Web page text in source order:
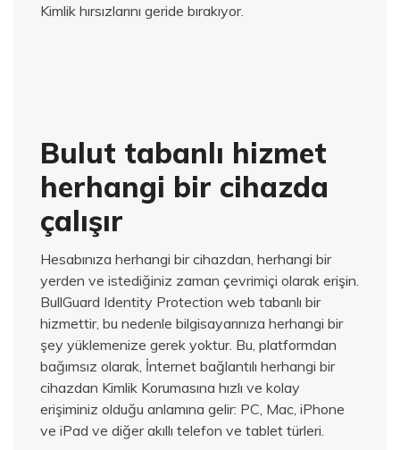
Kimlik hırsızlarını geride bırakıyor.
Bulut tabanlı hizmet
herhangi bir cihazda
çalışır
Hesabınıza herhangi bir cihazdan, herhangi bir
yerden ve istediğiniz zaman çevrimiçi olarak erişin.
BullGuard Identity Protection web tabanlı bir
hizmettir, bu nedenle bilgisayarınıza herhangi bir
şey yüklemenize gerek yoktur. Bu, platformdan
bağımsız olarak, İnternet bağlantılı herhangi bir
cihazdan Kimlik Korumasına hızlı ve kolay
erişiminiz olduğu anlamına gelir: PC, Mac, iPhone
ve iPad ve diğer akıllı telefon ve tablet türleri.